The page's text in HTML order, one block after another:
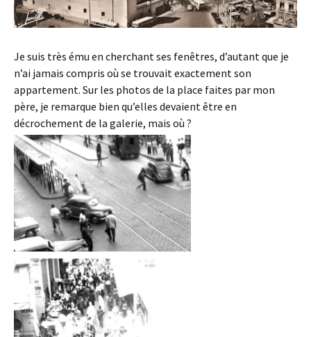
Je suis très ému en cherchant ses fenêtres, d’autant que je
n’ai jamais compris où se trouvait exactement son
appartement. Sur les photos de la place faites par mon
père, je remarque bien qu’elles devaient être en
décrochement de la galerie, mais où ?